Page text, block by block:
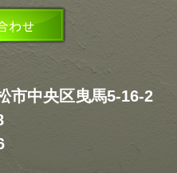
市中央区曳馬5-16-2